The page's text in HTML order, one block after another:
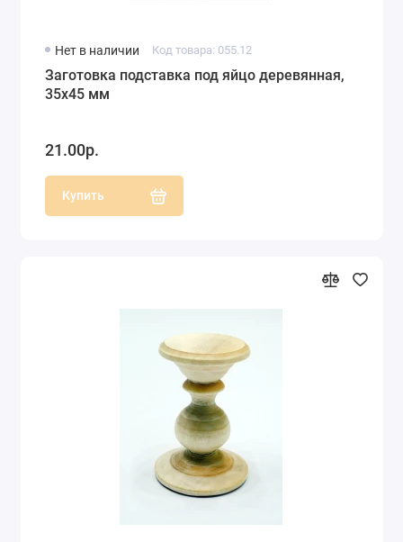
Нет в наличии Код товара: 055.12
Заготовка подставка под яйцо деревянная,
35х45 мм
21.00р.
Купить